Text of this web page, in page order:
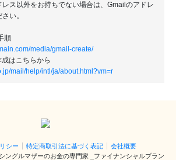
ス以外をお持ちでない場合は、Gmailのアドレ
い。
順
media/gmail-create/
はこちらから
mail/help/intl/ja/about.html?vm=r
シー 特定商取引法に基づく表記
会社概要
ングルマザーのお金の専門家 _ファイナンシャルプラン